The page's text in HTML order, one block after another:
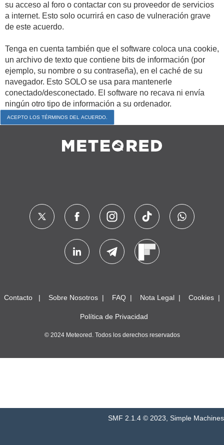
su acceso al foro o contactar con su proveedor de servicios
a internet. Esto solo ocurrirá en caso de vulneración grave
de este acuerdo.
Tenga en cuenta también que el software coloca una cookie,
un archivo de texto que contiene bits de información (por
ejemplo, su nombre o su contraseña), en el caché de su
navegador. Esto SOLO se usa para mantenerle
conectado/desconectado. El software no recava ni envía
ningún otro tipo de información a su ordenador.
Contacto Sobre Nosotros FAQ Nota Legal Cookies
Política de Privacidad
© 2024 Meteored. Todos los derechos reservados
SMF 2.1.4 © 2023 Simple Machines